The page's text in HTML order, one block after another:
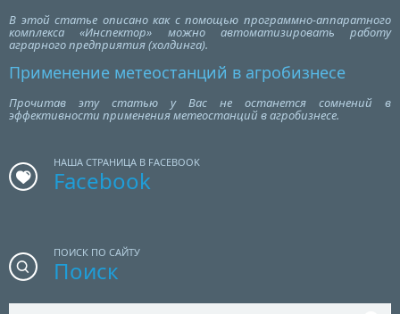
В этой статье описано как с помощью программно-аппаратного
комплекса «Инспектор» можно автоматизировать работу
аграрного предприятия (холдинга).
Применение метеостанций в агробизнесе
Прочитав эту статью у Вас не останется сомнений в
эффективности применения метеостанций в агробизнесе.
НАША СТРАНИЦА В FACEBOOK
Facebook
ПОИСК ПО САЙТУ
Поиск